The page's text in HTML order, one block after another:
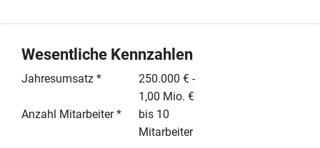
einem Team von bis zu zehn Mitarbeitern geführt. Ein
Transaktion ist für den Käufer mit einer
Maklercourtage in Höhe von 2 % inklusive
Umsatzsteuer auf den beurkundeten Kaufpreis
verbunden. Detaillierte Informationen zu diesem
Wesentliche Kennzahlen
Jahresumsatz *
250.000 € -
1,00 Mio. €
Anzahl Mitarbeiter *
bis 10
Mitarbeiter